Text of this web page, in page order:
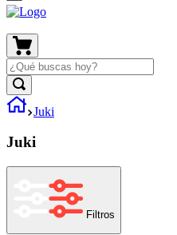
Juki
Juki
Filtros